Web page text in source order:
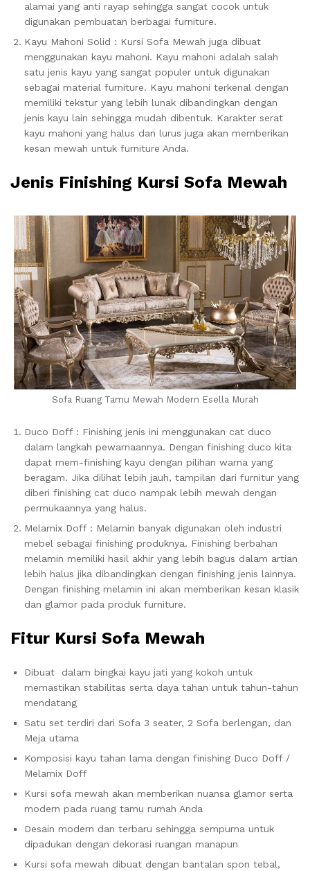
alamai yang anti rayap sehingga sangat cocok untuk
digunakan pembuatan berbagai furniture.
Kayu Mahoni Solid : Kursi Sofa Mewah juga dibuat
menggunakan kayu mahoni. Kayu mahoni adalah salah
satu jenis kayu yang sangat populer untuk digunakan
sebagai material furniture. Kayu mahoni terkenal dengan
memiliki tekstur yang lebih lunak dibandingkan dengan
jenis kayu lain sehingga mudah dibentuk. Karakter serat
kayu mahoni yang halus dan lurus juga akan memberikan
kesan mewah untuk furniture Anda.
Jenis Finishing Kursi Sofa Mewah
Sofa Ruang Tamu Mewah Modern Esella Murah
Duco Doff : Finishing jenis ini menggunakan cat duco
dalam langkah pewarnaannya. Dengan finishing duco kita
dapat mem-finishing kayu dengan pilihan warna yang
beragam. Jika dilihat lebih jauh, tampilan dari furnitur yang
diberi finishing cat duco nampak lebih mewah dengan
permukaannya yang halus.
Melamix Doff : Melamin banyak digunakan oleh industri
mebel sebagai finishing produknya. Finishing berbahan
melamin memiliki hasil akhir yang lebih bagus dalam artian
lebih halus jika dibandingkan dengan finishing jenis lainnya.
Dengan finishing melamin ini akan memberikan kesan klasik
dan glamor pada produk furniture.
Fitur Kursi Sofa Mewah
Dibuat dalam bingkai kayu jati yang kokoh untuk
memastikan stabilitas serta daya tahan untuk tahun-tahun
mendatang
Satu set terdiri dari Sofa 3 seater, 2 Sofa berlengan, dan
Meja utama
Komposisi kayu tahan lama dengan finishing Duco Doff /
Melamix Doff
Kursi sofa mewah akan memberikan nuansa glamor serta
modern pada ruang tamu rumah Anda
Desain modern dan terbaru sehingga sempurna untuk
dipadukan dengan dekorasi ruangan manapun
Kursi sofa mewah dibuat dengan bantalan spon tebal,